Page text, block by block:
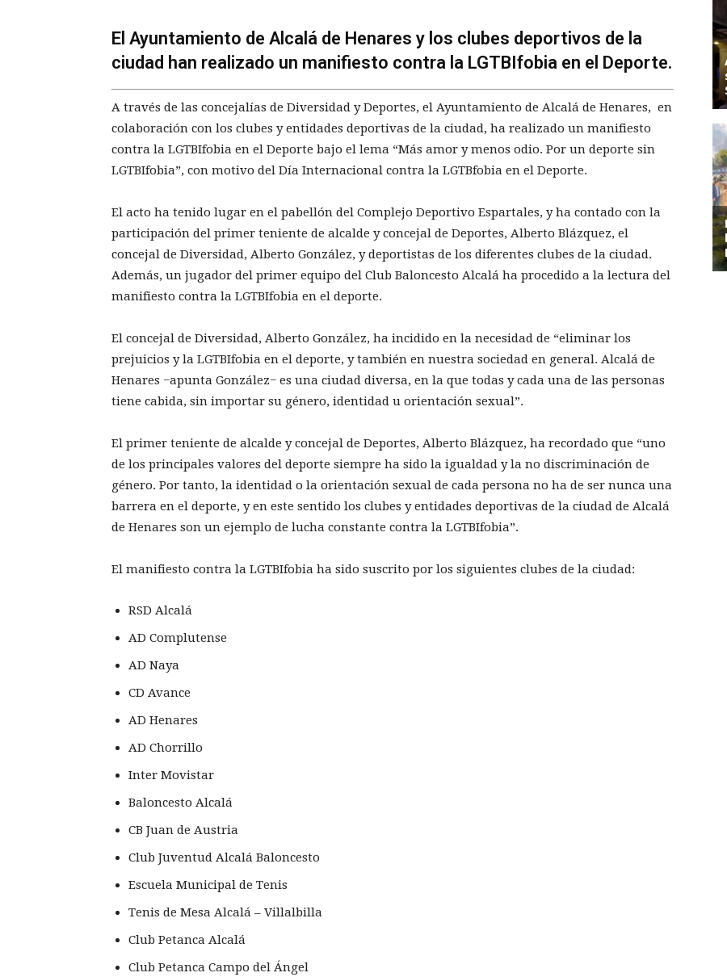
El Ayuntamiento de Alcalá de Henares y los clubes deportivos de la
ciudad han realizado un manifiesto contra la LGTBIfobia en el Deporte.
A través de las concejalías de Diversidad y Deportes, el Ayuntamiento de Alcalá de Henares, en
colaboración con los clubes y entidades deportivas de la ciudad, ha realizado un manifiesto
contra la LGTBIfobia en el Deporte bajo el lema “Más amor y menos odio. Por un deporte sin
LGTBIfobia”, con motivo del Día Internacional contra la LGTBfobia en el Deporte.
El acto ha tenido lugar en el pabellón del Complejo Deportivo Espartales, y ha contado con la
participación del primer teniente de alcalde y concejal de Deportes, Alberto Blázquez, el
concejal de Diversidad, Alberto González, y deportistas de los diferentes clubes de la ciudad.
Además, un jugador del primer equipo del Club Baloncesto Alcalá ha procedido a la lectura del
manifiesto contra la LGTBIfobia en el deporte.
El concejal de Diversidad, Alberto González, ha incidido en la necesidad de “eliminar los
prejuicios y la LGTBIfobia en el deporte, y también en nuestra sociedad en general. Alcalá de
Henares −apunta González− es una ciudad diversa, en la que todas y cada una de las personas
tiene cabida, sin importar su género, identidad u orientación sexual”.
El primer teniente de alcalde y concejal de Deportes, Alberto Blázquez, ha recordado que “uno
de los principales valores del deporte siempre ha sido la igualdad y la no discriminación de
género. Por tanto, la identidad o la orientación sexual de cada persona no ha de ser nunca una
barrera en el deporte, y en este sentido los clubes y entidades deportivas de la ciudad de Alcalá
de Henares son un ejemplo de lucha constante contra la LGTBIfobia”.
El manifiesto contra la LGTBIfobia ha sido suscrito por los siguientes clubes de la ciudad:
RSD Alcalá
AD Complutense
AD Naya
CD Avance
AD Henares
AD Chorrillo
Inter Movistar
Baloncesto Alcalá
CB Juan de Austria
Club Juventud Alcalá Baloncesto
Escuela Municipal de Tenis
Tenis de Mesa Alcalá – Villalbilla
Club Petanca Alcalá
Club Petanca Campo del Ángel